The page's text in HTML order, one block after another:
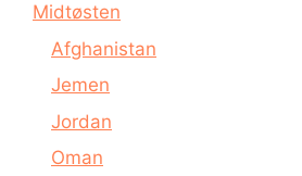
Midtøsten
Afghanistan
Jemen
Jordan
Oman